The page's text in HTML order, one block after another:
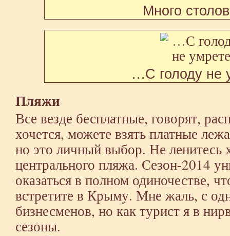
Много
…С голоду не
Пляжи
Все везде бесплатные, говорят,
хочется, можете взять платные
но это личный выбор. Не ленитесь
центрального пляжа. Сезон-2014
оказаться в полном одиночестве,
встретите в Крыму. Мне жаль, с
бизнесменов, но как турист я в
сезоны.